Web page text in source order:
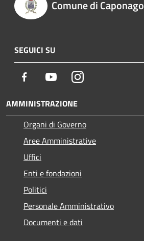
Comune di Caponago
SEGUICI SU
Facebook YoutubeInstagram
AMMINISTRAZIONE
Organi di Governo
Aree Amministrative
Uffici
Enti e fondazioni
Politici
Personale Amministrativo
Documenti e dati